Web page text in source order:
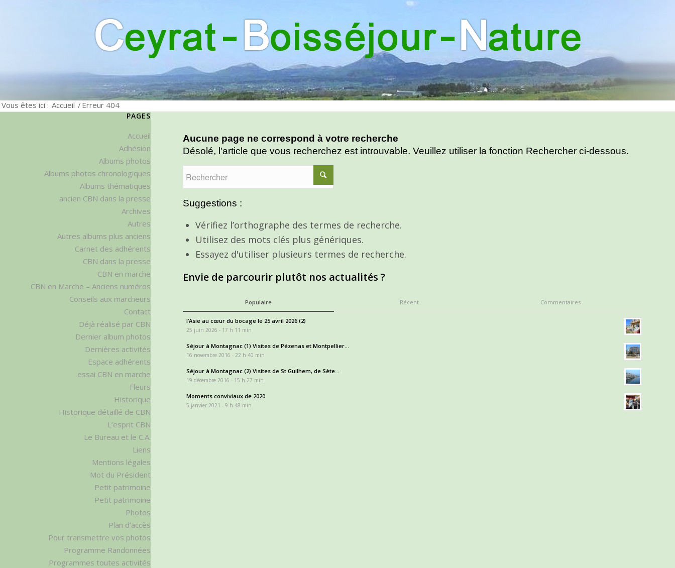
Vous êtes ici : Accueil / Erreur 404
Aucune page ne correspond à votre recherche
Désolé, l'article que vous recherchez est introuvable. Veuillez utiliser la fonction Rechercher ci-dessous.
Suggestions :
Vérifiez l’orthographe des termes de recherche.
Utilisez des mots clés plus génériques.
Essayez d'utiliser plusieurs termes de recherche.
Envie de parcourir plutôt nos actualités ?
Populaire Récent Commentaires
l’Asie au cœur du bocage le 25 avril 2026 (2)
25 juin 2026 - 17 h 11 min
Séjour à Montagnac (1) Visites de Pézenas et Montpellier...
16 novembre 2016 - 22 h 40 min
Séjour à Montagnac (2) Visites de St Guilhem, de Sète...
19 décembre 2016 - 15 h 27 min
Moments conviviaux de 2020
5 janvier 2021 - 9 h 48 min
PAGES
Accueil
Adhésion
Albums photos
Albums photos chronologiques
Albums thématiques
ancien CBN dans la presse
Archives
Autres
Autres albums plus anciens
Carnet des adhérents
CBN dans la presse
CBN en marche
CBN en Marche – Anciens numéros
Conseils aux marcheurs
Contact
Déjà réalisé par CBN
Dernier album photos
Dernières activités
Espace adhérents
essai CBN en marche
Fleurs
Historique
Historique détaillé de CBN
L’esprit CBN
Le Bureau et le C.A.
Liens
Mentions légales
Mot du Président
Petit patrimoine
Petit patrimoine
Photos
Plan d’accès
Pour transmettre vos photos
Programme Randonnées
Programmes toutes activités